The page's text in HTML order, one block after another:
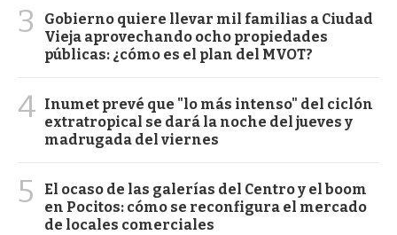
3
Gobierno quiere llevar mil familias a Ciudad
Vieja aprovechando ocho propiedades
públicas: ¿cómo es el plan del MVOT?
4 Inumet prevé que "lo más intenso" del ciclón
extratropical se dará la noche del jueves y
madrugada del viernes
5
El ocaso de las galerías del Centro y el boom
en Pocitos: cómo se reconfigura el mercado
de locales comerciales